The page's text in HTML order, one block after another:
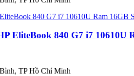
EliteBook 840 G7 i7 10610U
TP Hồ Chí Minh